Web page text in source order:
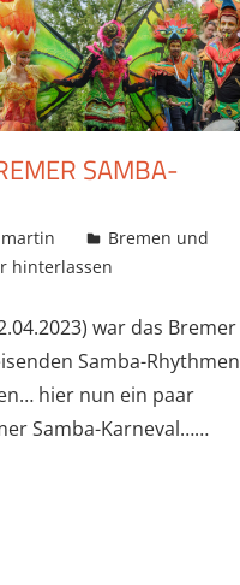
SAMBA-
martin
Bremen und
hinterlassen
war das Bremer
Samba-Rhythmen
hier nun ein paar
Samba-Karneval……